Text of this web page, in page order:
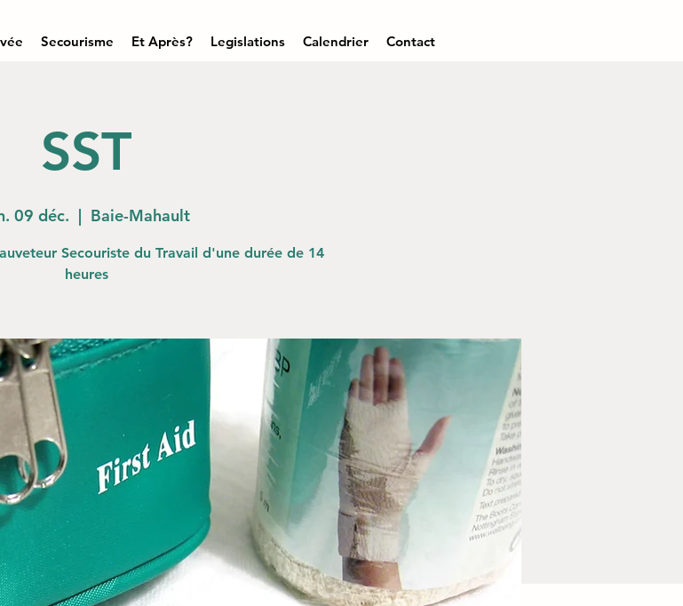
Secourisme Et Après? Legislations Calendrier Contact
SST
09 déc.
  |
Baie-Mahault
Secouriste du Travail d'une durée de 14
heures